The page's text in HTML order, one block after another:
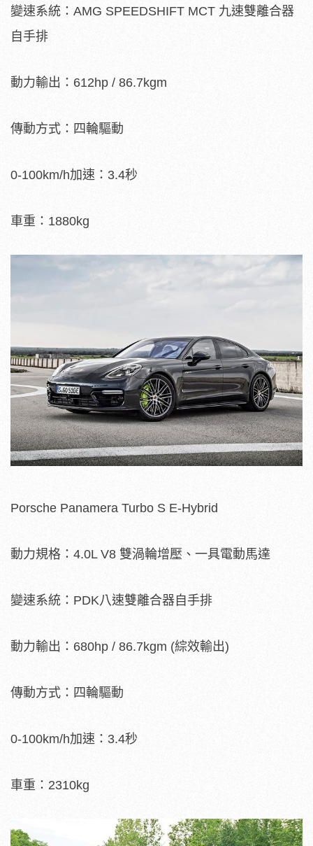
變速系統：AMG SPEEDSHIFT MCT 九速雙離合器
自手排
動力輸出：612hp / 86.7kgm
傳動方式：四輪驅動
0-100km/h加速：3.4秒
車重：1880kg
Porsche Panamera Turbo S E-Hybrid
動力規格：4.0L V8 雙渦輪增壓、一具電動馬達
變速系統：PDK八速雙離合器自手排
動力輸出：680hp / 86.7kgm (綜效輸出)
傳動方式：四輪驅動
0-100km/h加速：3.4秒
車重：2310kg